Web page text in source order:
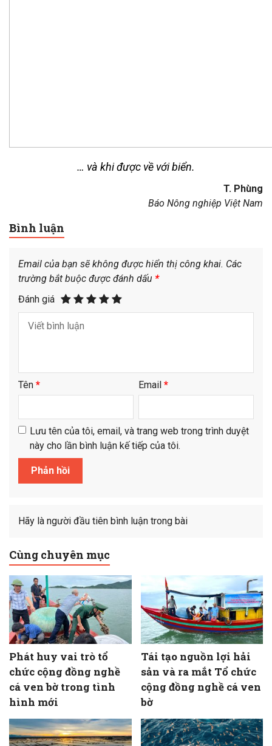
… và khi được về với biển.
T. Phùng
Báo Nông nghiệp Việt Nam
Bình luận
Email của bạn sẽ không được hiển thị công khai. Các
trường bắt buộc được đánh dấu *
Đánh giá
Tên * Email *
Lưu tên của tôi, email, và trang web trong trình duyệt
này cho lần bình luận kế tiếp của tôi.
Hãy là người đầu tiên bình luận trong bài
Cùng chuyên mục
Phát huy vai trò tổ
chức cộng đồng nghề
cá ven bờ trong tình
hình mới
Tái tạo nguồn lợi hải
sản và ra mắt Tổ chức
cộng đồng nghề cá ven
bờ